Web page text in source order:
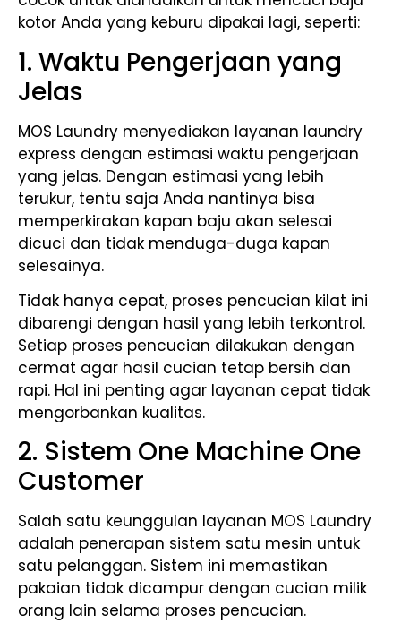
kotor Anda yang keburu dipakai lagi, seperti:
1. Waktu Pengerjaan yang
Jelas
MOS Laundry menyediakan layanan laundry
express dengan estimasi waktu pengerjaan
yang jelas. Dengan estimasi yang lebih
terukur, tentu saja Anda nantinya bisa
memperkirakan kapan baju akan selesai
dicuci dan tidak menduga-duga kapan
selesainya.
Tidak hanya cepat, proses pencucian kilat ini
dibarengi dengan hasil yang lebih terkontrol.
Setiap proses pencucian dilakukan dengan
cermat agar hasil cucian tetap bersih dan
rapi. Hal ini penting agar layanan cepat tidak
mengorbankan kualitas.
2. Sistem One Machine One
Customer
Salah satu keunggulan layanan MOS Laundry
adalah penerapan sistem satu mesin untuk
satu pelanggan. Sistem ini memastikan
pakaian tidak dicampur dengan cucian milik
orang lain selama proses pencucian.